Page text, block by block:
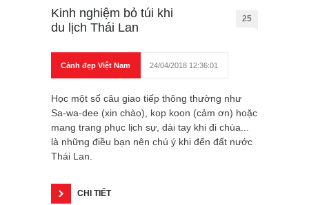
Kinh nghiệm bỏ túi khi
du lịch Thái Lan
25
Cảnh đẹp Việt Nam 24/04/2018 12:36:01
Học một số câu giao tiếp thông thường như
Sa-wa-dee (xin chào), kop koon (cảm ơn) hoặc
mang trang phục lịch sự, dài tay khi đi chùa...
là những điều bạn nên chú ý khi đến đất nước
Thái Lan.
CHI TIẾT